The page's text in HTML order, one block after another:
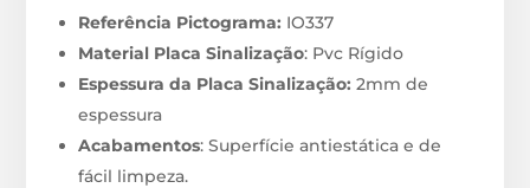
Referência Pictograma: IO337
Material Placa Sinalização: Pvc Rígido
Espessura da Placa Sinalização: 2mm de
espessura
Acabamentos: Superfície antiestática e de
fácil limpeza.